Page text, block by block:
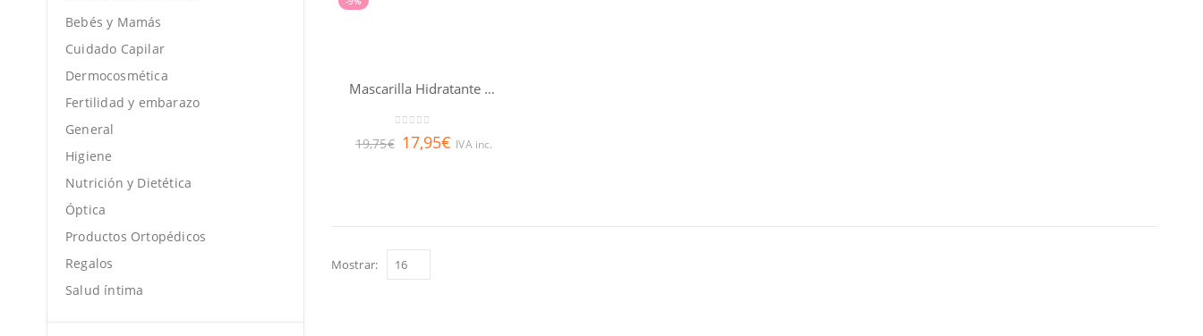
Mascarilla Hidratante Facial Noche LQ
out of 5
19,75€ 17,95€ IVA inc.
Mostrar:
Bebés y Mamás
Cuidado Capilar
Dermocosmética
Fertilidad y embarazo
General
Higiene
Nutrición y Dietética
Óptica
Productos Ortopédicos
Regalos
Salud íntima